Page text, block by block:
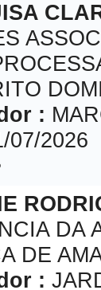
:
07/2026
DA
DE
: